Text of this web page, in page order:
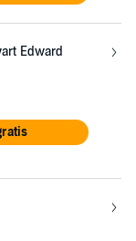
Edward